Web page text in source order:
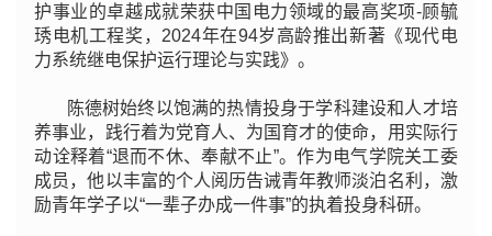
护事业的卓越成就荣获中国电力领域的最高奖项-顾毓
琇电机工程奖，2024年在94岁高龄推出新著《现代电
力系统继电保护运行理论与实践》。
陈德树始终以饱满的热情投身于学科建设和人才培
养事业，践行着为党育人、为国育才的使命，用实际行
动诠释着“退而不休、奉献不止”。作为电气学院关工委
成员，他以丰富的个人阅历告诫青年教师淡泊名利，激
励青年学子以“一辈子办成一件事”的执着投身科研。